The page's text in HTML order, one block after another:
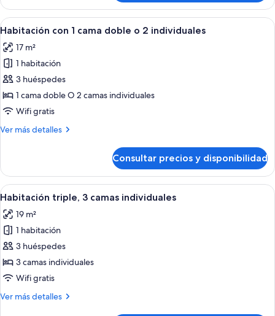
Room
Abrir
todas
las
fotos
de
Habitación
con
cama
2
individuales
Una cama bien hecha con un
17
Habitación con 1 cama doble o 2 individuales
17 m²
1 habitación
3 huéspedes
1 cama doble O 2 camas individuales
Wifi gratis
Ver más detalles
Más
con
cama
o
2
individuales
Consultar precios y disponibilidad
Abrir
todas
las
fotos
de
Habitación
triple,
camas
Una habitación de hotel con una
7
Habitación triple, 3 camas individuales
19 m²
1 habitación
3 huéspedes
3 camas individuales
Wifi gratis
Ver más detalles
Más